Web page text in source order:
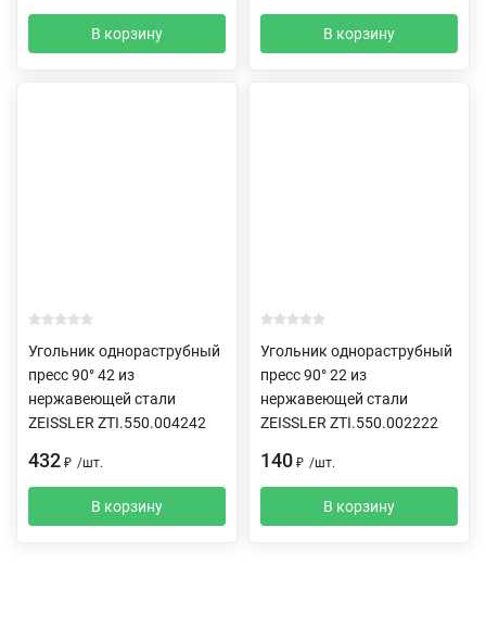
В корзину В корзину
Угольник однораструбный
пресс 90° 42 из
нержавеющей стали
ZEISSLER ZTI.550.004242
432 ₽ /шт.
В корзину
Угольник однораструбный
пресс 90° 22 из
нержавеющей стали
ZEISSLER ZTI.550.002222
140 ₽ /шт.
В корзину